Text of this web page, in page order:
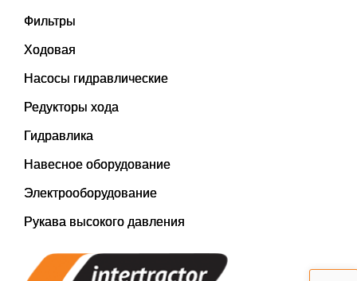
Фильтры
Ходовая
Насосы гидравлические
Редукторы хода
Гидравлика
Навесное оборудование
Электрооборудование
Рукава высокого давления